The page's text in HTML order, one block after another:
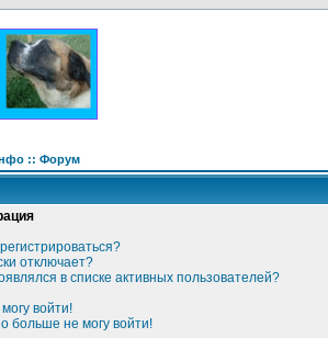
:: Форум
отключает?
в списке активных пользователей?
войти!
больше не могу войти!